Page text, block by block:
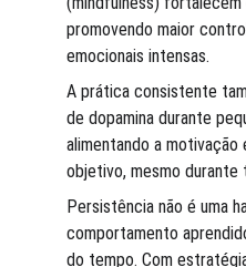
promovendo maior
emocionais intensas.
A prática consistente
de dopamina durante
alimentando a
objetivo, mesmo durante
Persistência não é uma
comportamento
do tempo. Com